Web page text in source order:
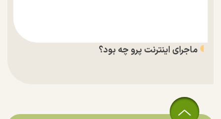
ماجرای اینترنت پرو چه بود؟